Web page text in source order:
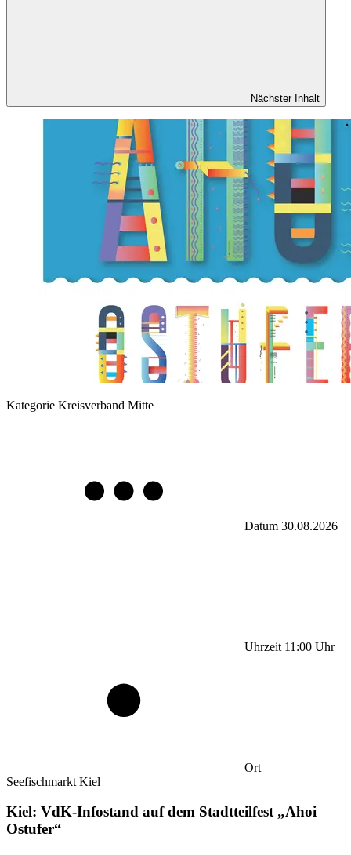
Nächster Inhalt
Kategorie Kreisverband Mitte
Datum 30.08.2026
Uhrzeit 11:00 Uhr
Ort
Seefischmarkt Kiel
Kiel: VdK-Infostand auf dem Stadtteilfest „Ahoi
Ostufer“